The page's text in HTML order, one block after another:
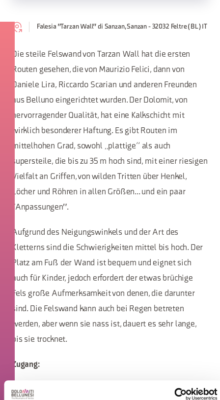
Falesia "Tarzan Wall" di Sanzan, Sanzan - 32032 Feltre (BL) IT
Die steile Felswand von Tarzan Wall hat die ersten
Routen gesehen, die von Maurizio Felici, dann von
Daniele Lira, Riccardo Scarian und anderen Freunden
aus Belluno eingerichtet wurden. Der Dolomit, von
hervorragender Qualität, hat eine Kalkschicht mit
wirklich besonderer Haftung. Es gibt Routen im
mittelhohen Grad, sowohl „plattige“ als auch
supersteile, die bis zu 35 m hoch sind, mit einer riesigen
Vielfalt an Griffen, von wilden Tritten über Henkel,
Löcher und Röhren in allen Größen... und ein paar
"Anpassungen".
Aufgrund des Neigungswinkels und der Art des
Kletterns sind die Schwierigkeiten mittel bis hoch. Der
Platz am Fuß der Wand ist bequem und eignet sich
auch für Kinder, jedoch erfordert der etwas brüchige
Fels große Aufmerksamkeit von denen, die darunter
sind. Die Felswand kann auch bei Regen betreten
werden, aber wenn sie nass ist, dauert es sehr lange,
bis sie trocknet.
Zugang:
Vom Dorf Sanzan aus den Ort zu Fuß bergauf gehen und